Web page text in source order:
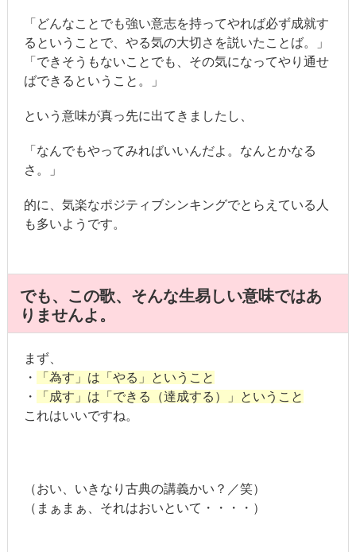
「どんなことでも強い意志を持ってやれば必ず成就す
るということで、やる気の大切さを説いたことば。」
「できそうもないことでも、その気になってやり通せ
ばできるということ。」
という意味が真っ先に出てきましたし、
「なんでもやってみればいいんだよ。なんとかなる
さ。」
的に、気楽なポジティブシンキングでとらえている人
も多いようです。
でも、この歌、そんな生易しい意味ではあ
りませんよ。
まず、
・
「為す」は「やる」ということ
・
「成す」は「できる（達成する）」ということ
これはいいですね。
（おい、いきなり古典の講義かい？／笑）
（まぁまぁ、それはおいといて・・・・）